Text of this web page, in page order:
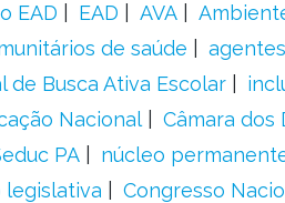
EAD EAD AVA
de saúde
de Busca Ativa Escolar
Nacional
Câmara dos
PA núcleo
legislativa Congresso